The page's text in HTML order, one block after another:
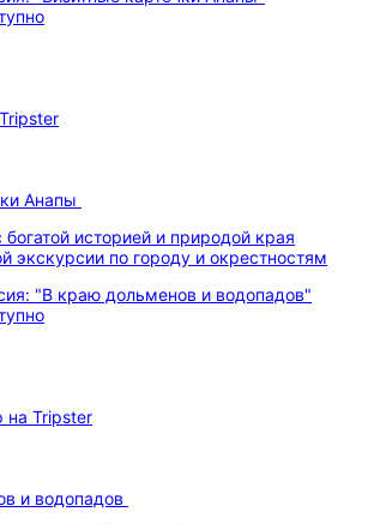
Анапы
историей и природой края
экскурсии по городу и окрестностям
и водопадов